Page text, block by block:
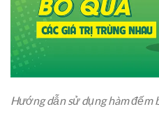
Hướng dẫn sử dụng hàm đếm